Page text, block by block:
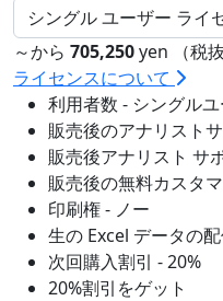
～から 705,250yen （税抜
ライセンスについて
利用者数 - シングル
販売後のアナリスト
販売後アナリスト サ
販売後の無料カスタ
印刷権 - ノー
生の Excel データの
次回購入割引 - 20%
20%割引をゲット